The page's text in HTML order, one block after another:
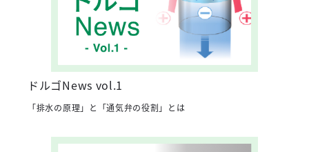
ドルゴNews vol.1
「排水の原理」と「通気弁の役割」とは